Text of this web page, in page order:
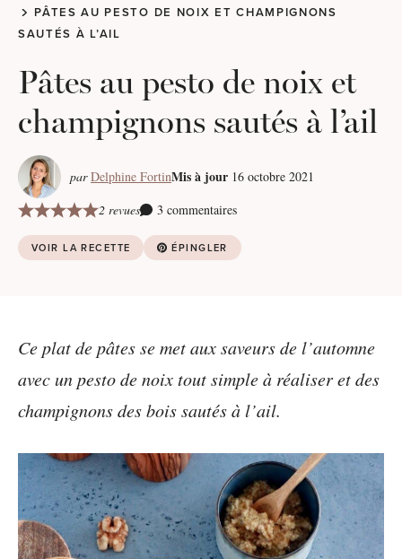
PÂTES AU PESTO DE NOIX ET CHAMPIGNONS
SAUTÉS À L’AIL
Pâtes au pesto de noix et
champignons sautés à l’ail
par Delphine FortinMis à jour 16 octobre 2021
2 revues
3 commentaires
VOIR LA RECETTE ÉPINGLER
Ce plat de pâtes se met aux saveurs de l’automne
avec un pesto de noix tout simple à réaliser et des
champignons des bois sautés à l’ail.